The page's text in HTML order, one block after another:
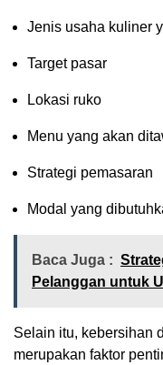
Jenis usaha kuliner
Target pasar
Lokasi ruko
Menu yang akan
Strategi pemasaran
Modal yang
Baca Juga :
Pelanggan untuk
Selain itu, kebersihan
merupakan faktor